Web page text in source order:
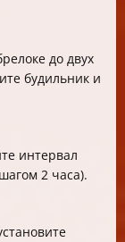
до двух
будильник и
интервал
2 часа).